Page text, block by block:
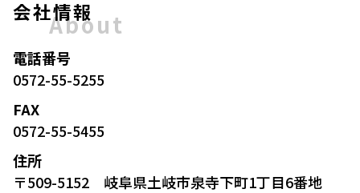
会社情報
About
電話番号
0572-55-5255
FAX
0572-55-5455
住所
〒509-5152 岐阜県土岐市泉寺下町1丁目6番地